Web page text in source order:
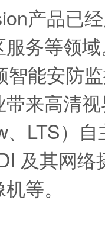
产品已
务等领
智能安防
来高清
LTS）
及其网
等。